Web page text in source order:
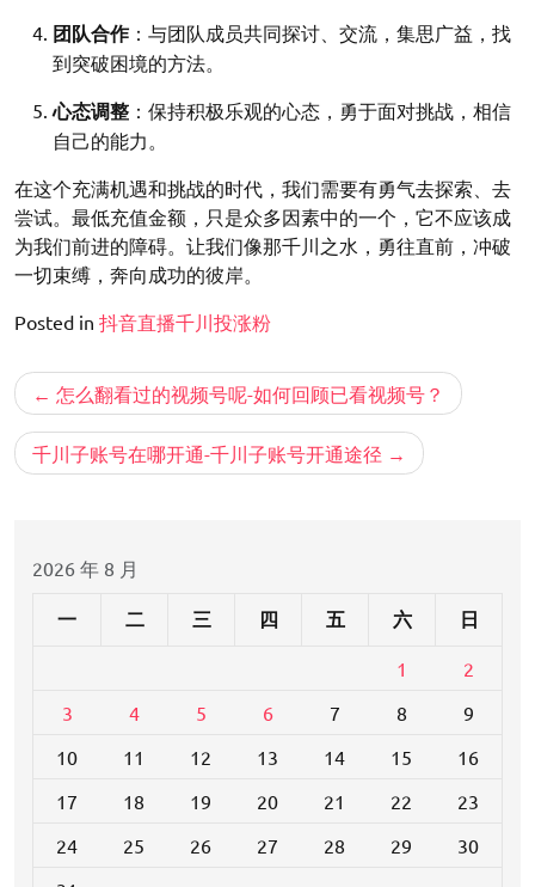
团队合作：与团队成员共同探讨、交流，集思广益，找
到突破困境的方法。
心态调整 ：保持积极乐观的心态，勇于面对挑战，相信
自己的能力。
在这个充满机遇和挑战的时代，我们需要有勇气去探索、去
尝试。最低充值金额，只是众多因素中的一个，它不应该成
为我们前进的障碍。让我们像那千川之水，勇往直前，冲破
一切束缚，奔向成功的彼岸。
Posted in 抖音直播千川投涨粉
文
章
导
怎么翻看过的视频号呢-如何回顾已看视频号？
千川子账号在哪开通-千川子账号开通途径
2026 年 8 月
一 二 三 四 五 六 日
1
2
3
4 5 6 7 8
9
10
11 12 13 14 15
16
17
18 19 20 21 22
23
24
25 26 27 28 29
30